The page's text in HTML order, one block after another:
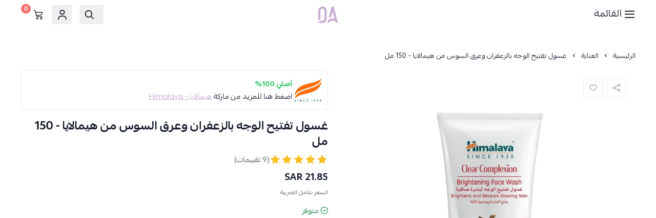
القائمة Dar Alamirat
0
الرئيسية العناية غسول تفتيح الوجه بالزعفران وعرق السوس من هيمالايا - 150 مل
أصلي 100%
اضغط هنا للمزيد من ماركةهيمالايا - Himalaya
غسول تفتيح الوجه بالزعفران وعرق السوس من هيمالايا - 150
مل
(9 تقييمات)
21.85 SAR
السعر شامل الضريبة
متوفر